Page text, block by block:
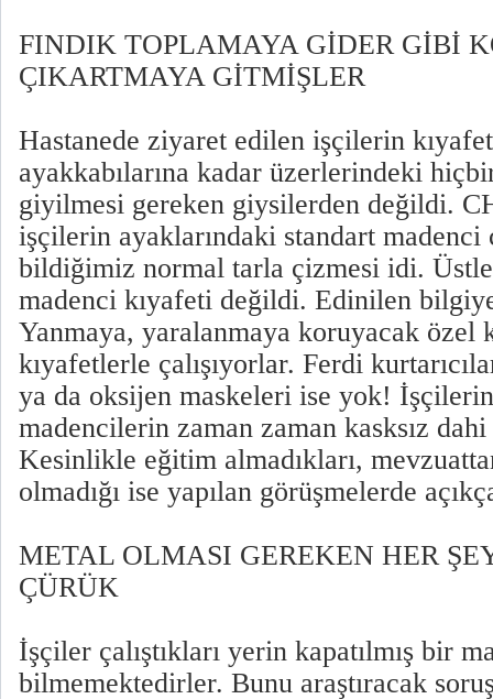
FINDIK TOPLAMAYA GİDER GİBİ
ÇIKARTMAYA GİTMİŞLER
Hastanede ziyaret edilen işçilerin
ayakkabılarına kadar üzerlerindeki
giyilmesi gereken giysilerden değildi.
işçilerin ayaklarındaki standart
bildiğimiz normal tarla çizmesi idi.
madenci kıyafeti değildi. Edinilen
Yanmaya, yaralanmaya koruyacak özel
kıyafetlerle çalışıyorlar. Ferdi
ya da oksijen maskeleri ise yok! İşçilerin
madencilerin zaman zaman kasksız dahi
Kesinlikle eğitim almadıkları,
olmadığı ise yapılan görüşmelerde
METAL OLMASI GEREKEN HER
ÇÜRÜK
İşçiler çalıştıkları yerin kapatılmış bir
bilmemektedirler. Bunu araştıracak